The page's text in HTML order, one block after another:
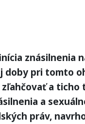
znásilnenia
doby pri tomto
a ticho
a
práv,